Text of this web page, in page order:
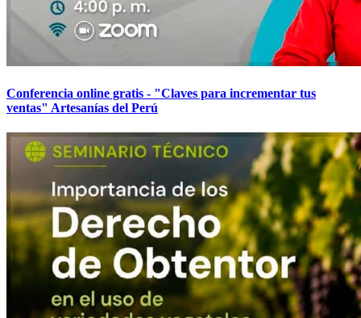
Conferencia online gratis - "Claves para incrementar tus
ventas" Artesanías del Perú